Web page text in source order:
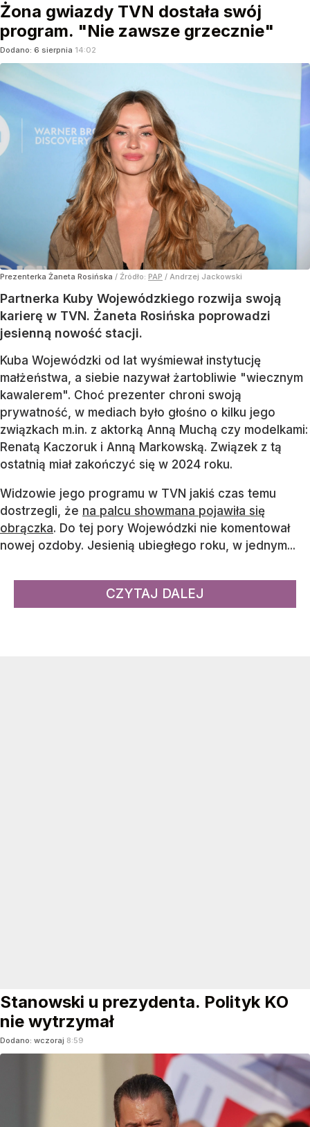
Żona gwiazdy TVN dostała swój
program. "Nie zawsze grzecznie"
Dodano: 6 sierpnia 14:02
Prezenterka Żaneta Rosińska / Źródło: PAP / Andrzej Jackowski
Partnerka Kuby Wojewódzkiego rozwija swoją
karierę w TVN. Żaneta Rosińska poprowadzi
jesienną nowość stacji.
Kuba Wojewódzki od lat wyśmiewał instytucję
małżeństwa, a siebie nazywał żartobliwie "wiecznym
kawalerem". Choć prezenter chroni swoją
prywatność, w mediach było głośno o kilku jego
związkach m.in. z aktorką Anną Muchą czy modelkami:
Renatą Kaczoruk i Anną Markowską. Związek z tą
ostatnią miał zakończyć się w 2024 roku.
Widzowie jego programu w TVN jakiś czas temu
dostrzegli, że na palcu showmana pojawiła się
obrączka. Do tej pory Wojewódzki nie komentował
nowej ozdoby. Jesienią ubiegłego roku, w jednym...
CZYTAJ DALEJ
Stanowski u prezydenta. Polityk KO
nie wytrzymał
Dodano: wczoraj 8:59